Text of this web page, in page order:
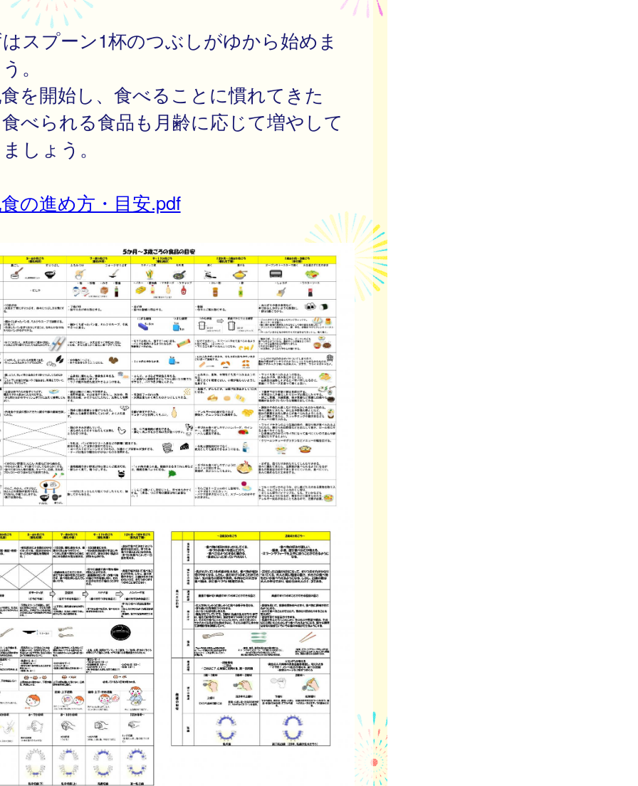
スプーン1杯のつぶしがゆから始めま
。
を開始し、食べることに慣れてきた
べられる食品も月齢に応じて増やして
しょう。
の進め方・目安.pdf